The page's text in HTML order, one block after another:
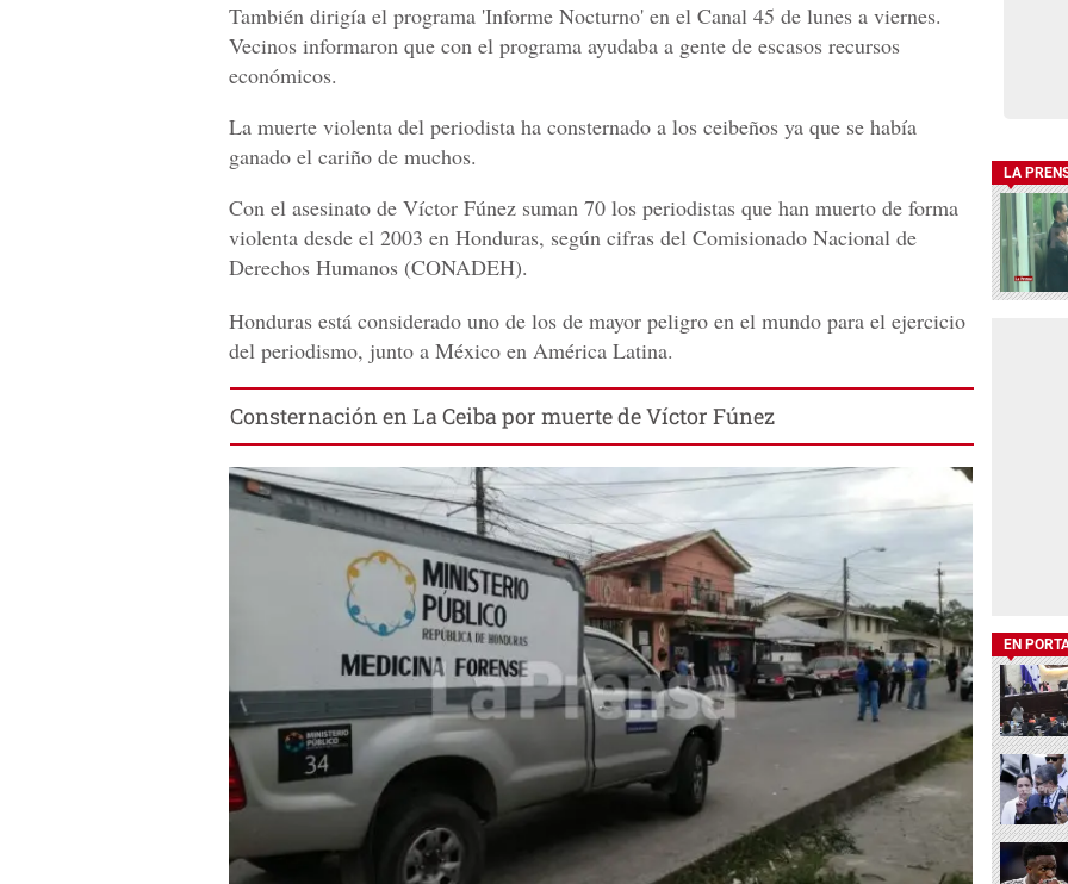
También dirigía el programa 'Informe Nocturno' en el Canal 45 de lunes a viernes.
Vecinos informaron que con el programa ayudaba a gente de escasos recursos
económicos.
La muerte violenta del periodista ha consternado a los ceibeños ya que se había
ganado el cariño de muchos.
Con el asesinato de Víctor Fúnez suman 70 los periodistas que han muerto de forma
violenta desde el 2003 en Honduras, según cifras del Comisionado Nacional de
Derechos Humanos (CONADEH).
Honduras está considerado uno de los de mayor peligro en el mundo para el ejercicio
del periodismo, junto a México en América Latina.
Consternación en La Ceiba por muerte de Víctor Fúnez
LA
EN